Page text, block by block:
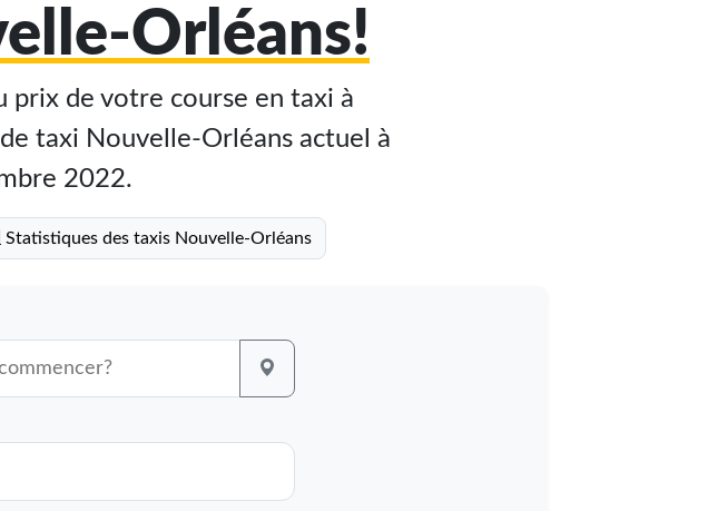
Orléans!
prix de votre course en taxi à
taxi Nouvelle-Orléans actuel à
2022.
Statistiques des taxis Nouvelle-Orléans